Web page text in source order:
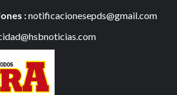
:notificacionesepds@gmail.com